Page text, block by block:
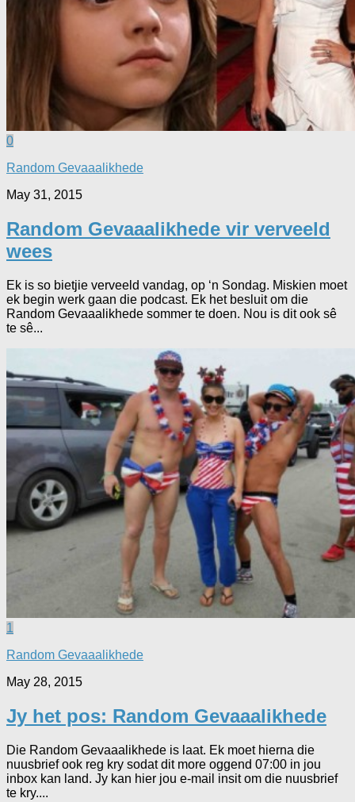
0
Random Gevaaalikhede
May 31, 2015
Random Gevaaalikhede vir verveeld
wees
Ek is so bietjie verveeld vandag, op ‘n Sondag. Miskien moet
ek begin werk gaan die podcast. Ek het besluit om die
Random Gevaaalikhede sommer te doen. Nou is dit ook sê
te sê...
1
Random Gevaaalikhede
May 28, 2015
Jy het pos: Random Gevaaalikhede
Die Random Gevaaalikhede is laat. Ek moet hierna die
nuusbrief ook reg kry sodat dit more oggend 07:00 in jou
inbox kan land. Jy kan hier jou e-mail insit om die nuusbrief
te kry....